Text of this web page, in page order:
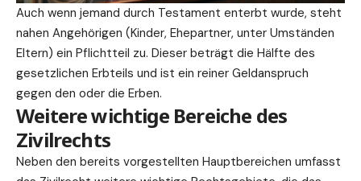
Auch wenn jemand durch Testament enterbt wurde, steht
nahen Angehörigen (Kinder, Ehepartner, unter Umständen
Eltern) ein Pflichtteil zu. Dieser beträgt die Hälfte des
gesetzlichen Erbteils und ist ein reiner Geldanspruch
gegen den oder die Erben.
Weitere wichtige Bereiche des
Zivilrechts
Neben den bereits vorgestellten Hauptbereichen umfasst